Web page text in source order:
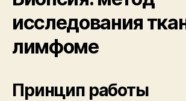
исследования
лимфоме
Принцип работы